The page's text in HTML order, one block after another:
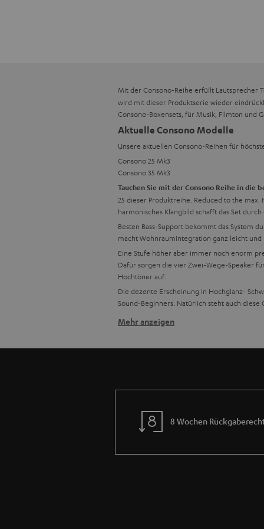
Mit der Consono-Reihe erfüllt Lautsprecher
wird mit dieser Produktserie wieder
Consono-Boxensets, für Musik, Filmton und
Aktuelle Consono Modelle
Unsere aktuellen Consono-Reihen für
Consono 25 Mk3
Consono 35 Mk3
Tauchen Sie mit der Consono Reihe in die
25 dieser Produktreihe. Reduced to the
harmonisches Klangbild schafft das Set
Besten Bass-Support bekommt das System
macht Wohnraumintegration ganz leicht
Eine Stufe höher aber immer noch enorm
Dafür sorgen die vier Zwei-Wege-Speaker
Hochtöner auf.
Die dezente Erscheinung in Hochglanz-
Sound-Beginners. Natürlich steht auch diese
Vorgänger der jetzigen
Laptop Lautsprecher
Mehr anzeigen
8 Wochen